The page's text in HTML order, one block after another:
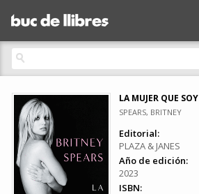
LA MUJER QUE SOY
SPEARS, BRITNEY
Editorial:
PLAZA & JANES
Año de edición:
2023
ISBN: